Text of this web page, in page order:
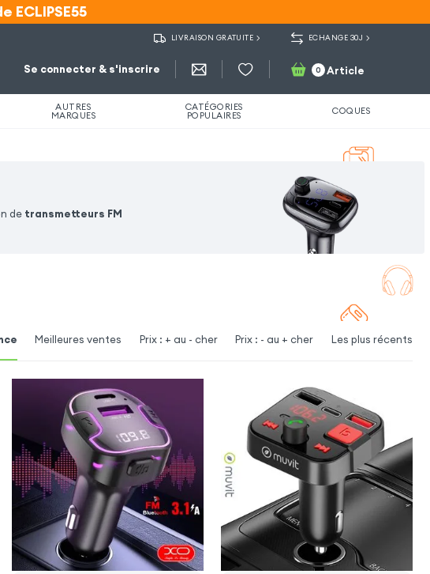
ECLIPSE55
LIVRAISON GRATUITE ECHANGE 30J
Se connecter & s'inscrire 0 Article
AUTRES
MARQUES
CATÉGORIES
POPULAIRES COQUES
de transmetteurs FM
Meilleures ventes Prix : + au - cher Prix : - au + cher Les plus récents